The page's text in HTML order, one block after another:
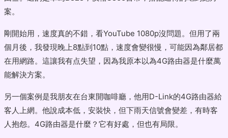
案。
剛開始用，速度真的不錯，看YouTube 1080p沒問題。但用了兩
個月後，我發現晚上8點到10點，速度會變很慢，可能因為鄰居都
在用網路。這讓我有点失望，因為我原本以為4G路由器是什麼萬
能解決方案。
另一個案例是我朋友在台東開咖啡廳，他用D-Link的4G路由器給
客人上網。他說成本低，安裝快，但下雨天信號會變差，有時客
人抱怨。4G路由器是什麼？它有好處，但也有局限。